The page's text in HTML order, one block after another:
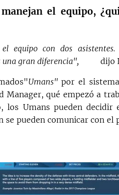
el equipo,
equipo con dos
una gran diferencia",
dijo
Umans"por el
Manager, qué empezó a
los Umans pueden decidir
pueden comunicar con el